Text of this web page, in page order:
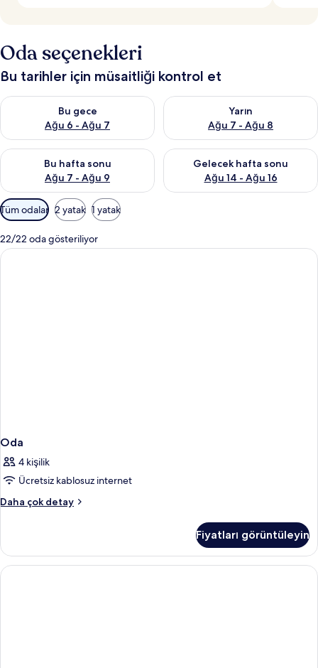
Oda seçenekleri
Bu tarihler için müsaitliği kontrol et
Bu gece
Ağu 6 - Ağu 7
Bu gece için müsaitliği kontrol et Ağu 6 - Ağu 7
Yarın
Ağu 7 - Ağu 8
Yarın için müsaitliği kontrol
Bu hafta sonu
Ağu 7 - Ağu 9
Bu hafta sonu için müsaitliği kontrol et Ağu 7 - Ağu 9
Gelecek hafta sonu
Ağu 14 - Ağu 16
Önümüzdeki hafta sonu için
Odalar
için
mevcut
filtreler
Tüm odalar 2 yatak 1 yatak
22/22 oda gösteriliyor
Oda
4 kişilik
Ücretsiz kablosuz internet
Daha çok detay
Oda
detay
Fiyatları görüntüleyin